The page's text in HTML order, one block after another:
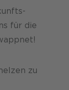
für die
zu